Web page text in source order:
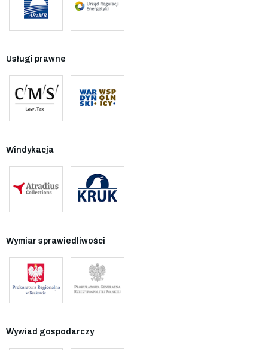
Usługi prawne
Windykacja
Wymiar sprawiedliwości
Wywiad gospodarczy